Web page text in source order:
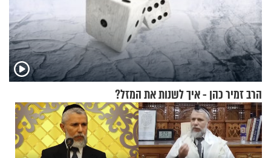
הרב זמיר כהן - איך לשנות את המזל?